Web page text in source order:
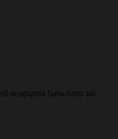
ucaptama baru-baru ini.